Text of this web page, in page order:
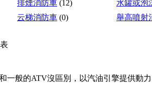
排煙消防車 (12) 水罐或泡
云梯消防車 (0) 舉高噴射
一般的ATV沒區別，以汽油引擎提供動力